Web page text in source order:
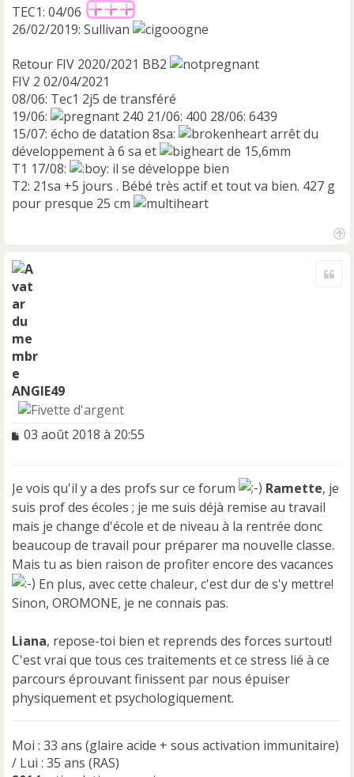
TEC1: 04/06
26/02/2019: Sullivan
Retour FIV 2020/2021 BB2
FIV 2 02/04/2021
08/06: Tec1 2j5 de transféré
19/06:
240 21/06: 400 28/06: 6439
15/07: écho de datation 8sa:
arrêt du
développement à 6 sa et
de 15,6mm
T1 17/08:
il se développe bien
T2: 21sa +5 jours . Bébé très actif et tout va bien. 427 g
pour presque 25 cm
ANGIE49
M
a
g
e
n
o
n
l
u
03 août 2018 à 20:55
Je vois qu'il y a des profs sur ce forum Ramette, je
suis prof des écoles ; je me suis déjà remise au travail
mais je change d'école et de niveau à la rentrée donc
beaucoup de travail pour préparer ma nouvelle classe.
Mais tu as bien raison de profiter encore des vacances
En plus, avec cette chaleur, c'est dur de s'y mettre!
Sinon, OROMONE, je ne connais pas.
Liana, repose-toi bien et reprends des forces surtout!
C'est vrai que tous ces traitements et ce stress lié à ce
parcours éprouvant finissent par nous épuiser
physiquement et psychologiquement.
Moi : 33 ans (glaire acide + sous activation immunitaire)
/ Lui : 35 ans (RAS)